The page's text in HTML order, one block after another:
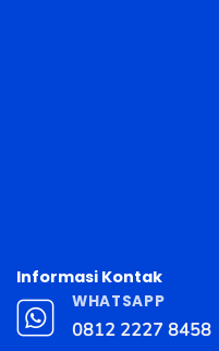
Informasi Kontak
WHATSAPP
0812 2227 8458